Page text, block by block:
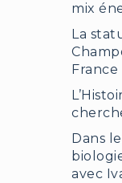
mix
La
France
Dans
avec